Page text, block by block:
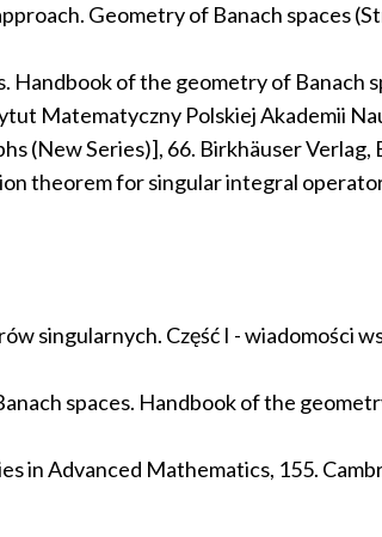
Geometry of Banach spaces
Handbook of the geometry of
Matematyczny Polskiej Akademii
(New Series)], 66. Birkhäuser Verlag,
theorem for singular integral
singularnych. Część I - wiadomości
spaces. Handbook of the
in Advanced Mathematics, 155.